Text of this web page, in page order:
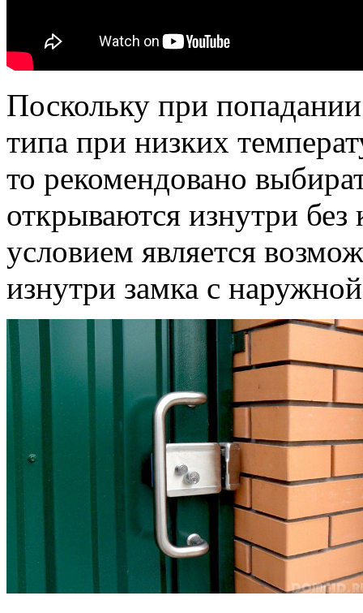
Поскольку при
типа при низких
то рекомендовано
открываются изнутри
условием является
изнутри замка с